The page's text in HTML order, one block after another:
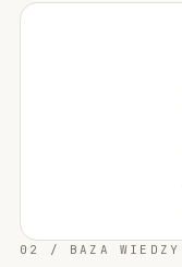
ORYGINALNE ZDJĘCIE
02 / BAZA WIEDZY